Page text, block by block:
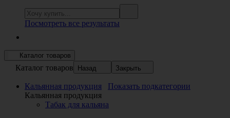
Посмотреть все результаты
Каталог товаров
Каталог товаров Назад Закрыть
Кальянная продукция
Показать подкатегории
Кальянная продукция
Табак для кальяна